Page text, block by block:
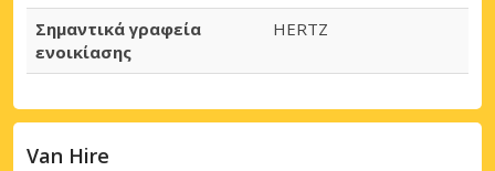
Σημαντικά γραφεία
ενοικίασης
HERTZ
Van Hire